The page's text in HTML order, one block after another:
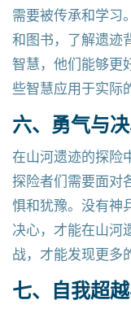
需要被传承和学习
和图书，了解遗迹
智慧，他们能够更
些智慧应用于实际
六、勇气与
在山河遗迹的探险
探险者们需要面对
惧和犹豫。没有神
决心，才能在山河
战，才能发现更多
七、自我超